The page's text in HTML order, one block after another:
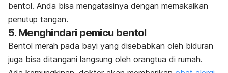
bentol. Anda bisa mengatasinya dengan memakaikan
penutup tangan.
5. Menghindari pemicu bentol
Bentol merah pada bayi yang disebabkan oleh biduran
juga bisa ditangani langsung oleh orangtua di rumah.